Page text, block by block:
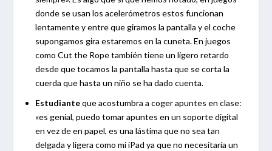
donde se usan los acelerómetros estos funcionan
lentamente y entre que giramos la pantalla y el coche
supongamos gira estaremos en la cuneta. En juegos
como Cut the Rope también tiene un ligero retardo
desde que tocamos la pantalla hasta que se corta la
cuerda que hasta un niño se ha dado cuenta.
Estudianteque acostumbra a coger apuntes en clase:
«es genial, puedo tomar apuntes en un soporte digital
en vez de en papel, es una lástima que no sea tan
delgada y ligera como mi iPad ya que no necesitaría un